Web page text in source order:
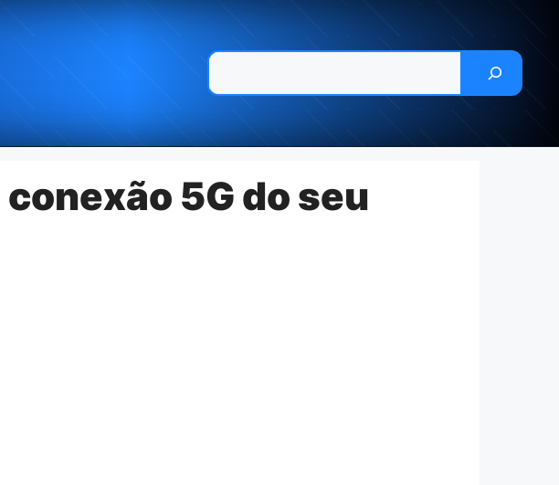
5G do seu